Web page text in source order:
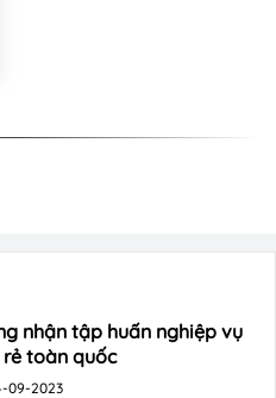
nhận tập huấn nghiệp vụ
toàn quốc
09-2023